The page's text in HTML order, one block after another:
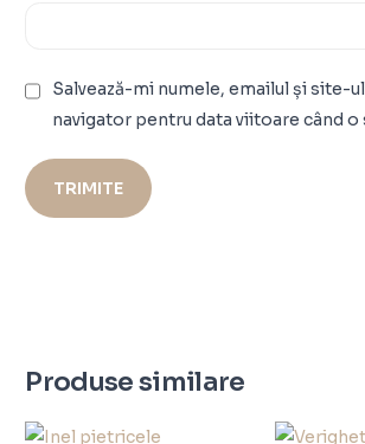
Salvează-mi numele, emailul și site-
navigator pentru data viitoare când o
Produse similare